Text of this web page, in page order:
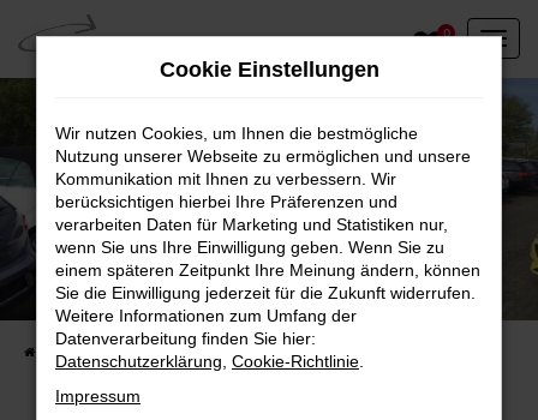
Zum
Hauptinhalt
springen
0
Unser Fahrzeugbestand vor Ort
Entdecken Sie unsere sofort verfügbaren
Fahrzeugangebote
Cookie Einstellungen
Wir nutzen Cookies, um Ihnen die bestmögliche
Nutzung unserer Webseite zu ermöglichen und unsere
Kommunikation mit Ihnen zu verbessern. Wir
berücksichtigen hierbei Ihre Präferenzen und
verarbeiten Daten für Marketing und Statistiken nur,
wenn Sie uns Ihre Einwilligung geben. Wenn Sie zu
einem späteren Zeitpunkt Ihre Meinung ändern, können
Sie die Einwilligung jederzeit für die Zukunft widerrufen.
Weitere Informationen zum Umfang der
Datenverarbeitung finden Sie hier:
Datenschutzerklärung Cookie-Richtlinie
Impressum